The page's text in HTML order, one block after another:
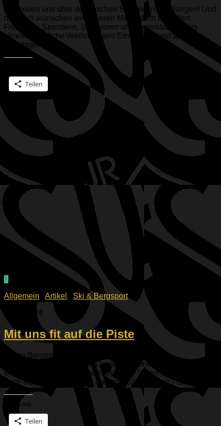
Wir freuen uns über den frischen Schnee in den Bergen! Und
natürlich wünschen wir unseren Mitgliedern und allen
Freunden, Spendern, Sponsoren und Unterstützern des
Vereins friedliche Weihnachten! Erholt Euch gut an den
Feiertagen, so...
Teilen
0
Allgemein
Artikel
Ski & Bergsport
11.12.2024
Mit uns fit auf die Piste
In den Bergen liegt der erste Schnee, die
Gletscherskigebiete haben bereits geöffnet oder öffnen am
ersten Oktoberwochenende. Und Du? Wann steht bei Dir das
erste Mal Skifahren in der Saison 2025/2026 an? Ist es...
Teilen mit:
Teilen